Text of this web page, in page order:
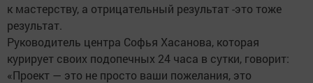
к мастерству, а отрицательный результат -это тоже
результат.
Руководитель центра Софья Хасанова, которая
курирует своих подопечных 24 часа в сутки, говорит:
«Проект — это не просто ваши пожелания, это